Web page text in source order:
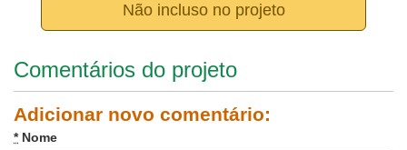
Não incluso no projeto
Comentários do projeto
Adicionar novo comentário:
*Nome